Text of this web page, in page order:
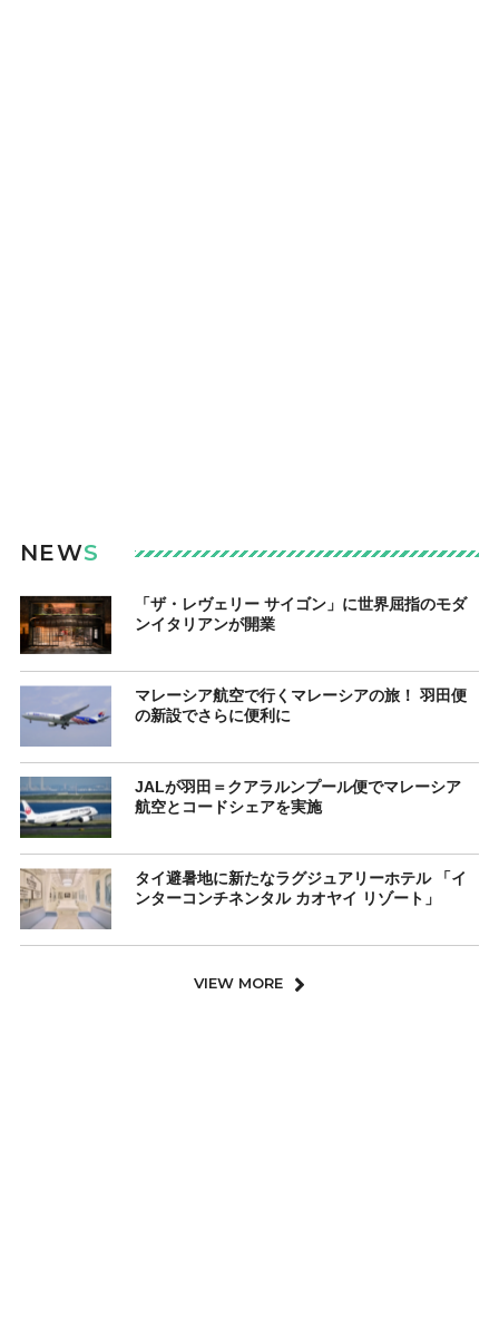
NEWS
「ザ・レヴェリー サイゴン」に世界屈指のモダ
ンイタリアンが開業
マレーシア航空で行くマレーシアの旅！ 羽田便
の新設でさらに便利に
JALが羽田＝クアラルンプール便でマレーシア
航空とコードシェアを実施
タイ避暑地に新たなラグジュアリーホテル 「イ
ンターコンチネンタル カオヤイ リゾート」
VIEW MORE